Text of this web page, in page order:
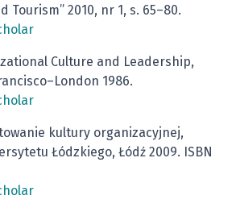
Tourism” 2010, nr 1, s. 65–80.
Culture and Leadership,
1986.
kultury organizacyjnej,
Łódzkiego, Łódź 2009. ISBN